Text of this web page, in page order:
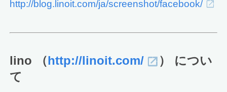
http://blog.linoit.com/ja/screenshot/facebook/
lino （http://linoit.com/
） につい
て